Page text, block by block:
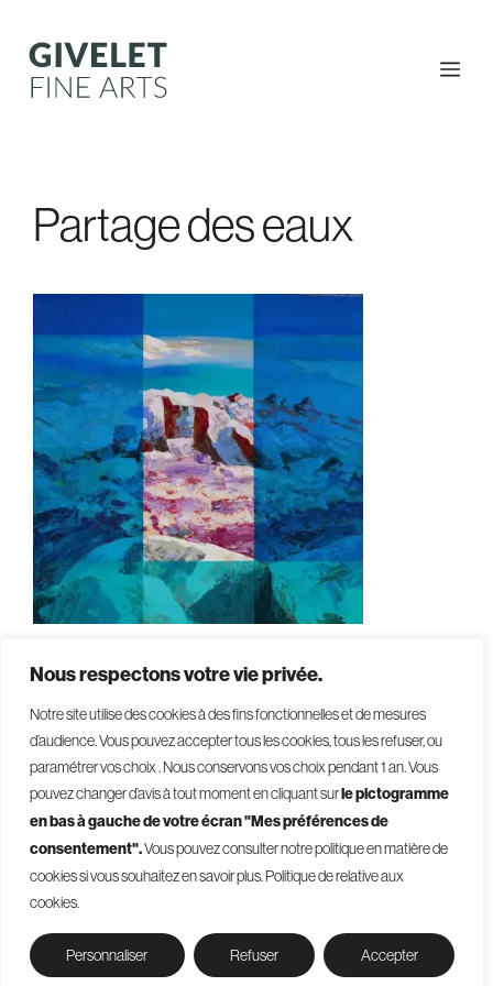
Nous respectons votre vie privée.
Notre site utilise des cookies à des fins fonctionnelles et de mesures
d’audience. Vous pouvez accepter tous les cookies, tous les refuser, ou
paramétrer vos choix . Nous conservons vos choix pendant 1 an.Vous
pouvez changer d’avis à tout moment en cliquant surle pictogramme
en bas à gauche de votre écran "Mes préférences de
consentement".Vous pouvez consulter notre politique en matière de
cookies si vous souhaitez en savoir plus.Politique de relative aux
cookies.
Personnaliser Refuser Accepter
contenu
Partage des eaux
© 2026 - Givelet
Conditions générales de vente
Mentions légales
Politique de confidentialité
Gestion des cookies